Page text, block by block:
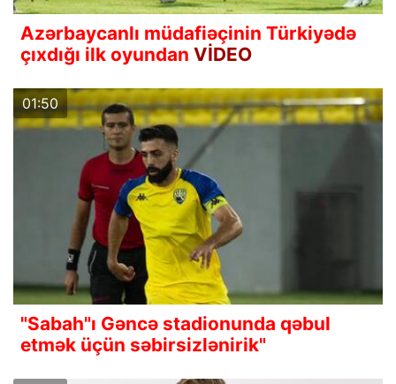
Azərbaycanlı müdafiəçinin Türkiyədə
çıxdığı ilk oyundan VİDEO
01:50
"Sabah"ı Gəncə stadionunda qəbul
etmək üçün səbirsizlənirik"